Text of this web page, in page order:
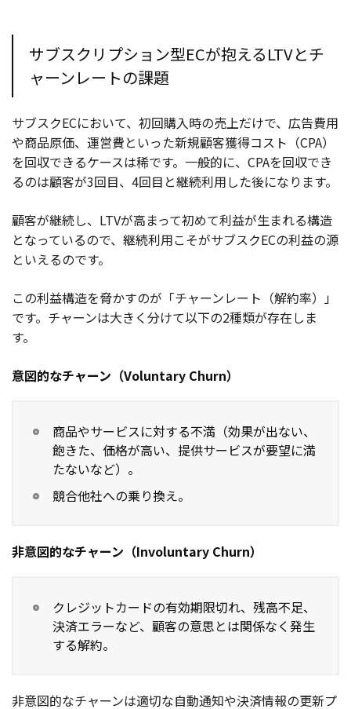
サブスクリプション型ECが抱えるLTVとチ
ャーンレートの課題
サブスクECにおいて、初回購入時の売上だけで、広告費用
や商品原価、運営費といった新規顧客獲得コスト（CPA）
を回収できるケースは稀です。一般的に、CPAを回収でき
るのは顧客が3回目、4回目と継続利用した後になります。
顧客が継続し、LTVが高まって初めて利益が生まれる構造
となっているので、継続利用こそがサブスクECの利益の源
といえるのです。
この利益構造を脅かすのが「チャーンレート（解約率）」
です。チャーンは大きく分けて以下の2種類が存在しま
す。
意図的なチャーン（Voluntary Churn）
商品やサービスに対する不満（効果が出ない、
飽きた、価格が高い、提供サービスが要望に満
たないなど）。
競合他社への乗り換え。
非意図的なチャーン（Involuntary Churn）
クレジットカードの有効期限切れ、残高不足、
決済エラーなど、顧客の意思とは関係なく発生
する解約。
非意図的なチャーンは適切な自動通知や決済情報の更新プ